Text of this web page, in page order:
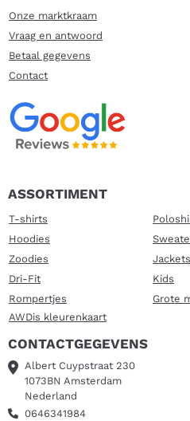
Onze marktkraam
Vraag en antwoord
Betaal gegevens
Contact
ASSORTIMENT
T-shirts
Hoodies
Zoodies
Jackets
Dri-Fit
Kids
Rompertjes
Grote
AWDis kleurenkaart
CONTACTGEGEVENS
Albert Cuypstraat 230
1073BN Amsterdam
Nederland
0646341984